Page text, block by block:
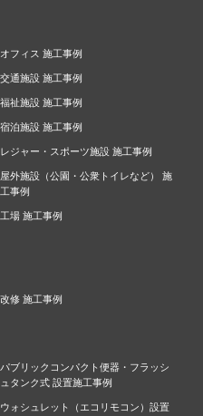
オフィス 施工事例
交通施設 施工事例
福祉施設 施工事例
宿泊施設 施工事例
レジャー・スポーツ施設 施工事例
屋外施設（公園・公衆トイレなど） 施
工事例
工場 施工事例
改修 施工事例
パブリックコンパクト便器・フラッシ
ュタンク式 設置施工事例
ウォシュレット（エコリモコン）設置